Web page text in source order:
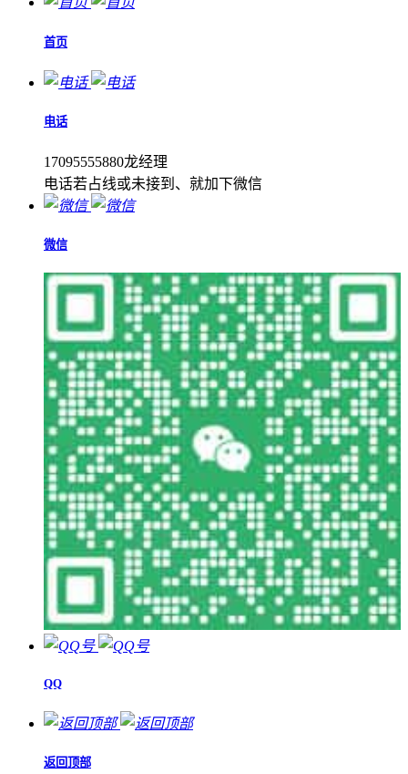
首页
电话
17095555880龙经理
电话若占线或未接到、就加下微信
微信
QQ
返回顶部